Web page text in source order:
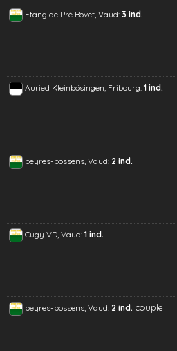
Etang de Pré Bovet, Vaud: 3 ind.
Auried Kleinbösingen, Fribourg: 1 ind.
peyres-possens, Vaud: 2 ind.
Cugy VD, Vaud: 1 ind.
peyres-possens, Vaud: 2 ind. couple